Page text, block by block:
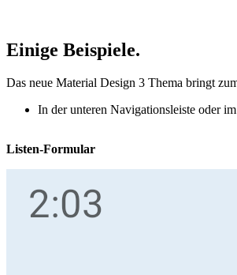
Einige Beispiele.
Das neue Material Design 3 Thema bringt
In der unteren Navigationsleiste oder
Listen-Formular